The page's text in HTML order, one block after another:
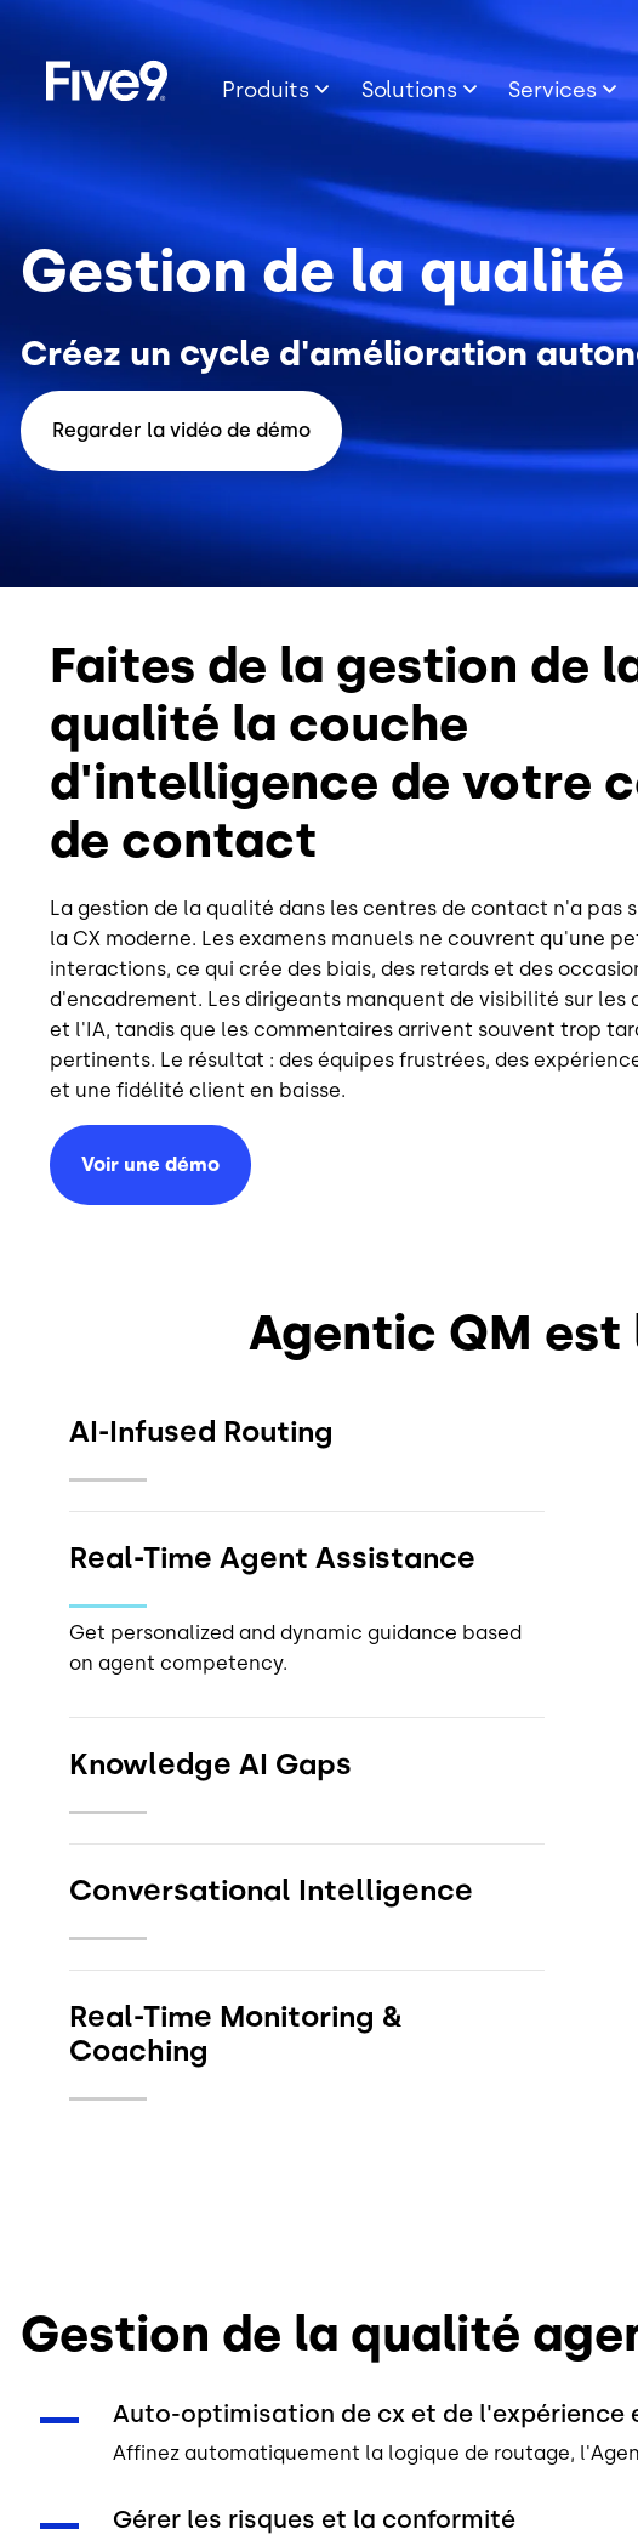
Skip to main content
Produits Solutions Services
Gestion de la
Créez un cycle d'amélioration
Regarder la vidéo de démo
Faites de la gestion de
qualité la couche
d'intelligence de votre
de contact
La gestion de la qualité dans les centres de contact n'a pas
la CX moderne. Les examens manuels ne couvrent qu'une
interactions, ce qui crée des biais, des retards et des
d'encadrement. Les dirigeants manquent de visibilité sur les
et l'IA, tandis que les commentaires arrivent souvent trop
pertinents. Le résultat : des équipes frustrées, des
et une fidélité client en baisse.
Voir une démo
Agentic QM
AI-Infused Routing
Real-Time Agent Assistance
Get personalized and dynamic guidance based
on agent competency.
Knowledge AI Gaps
Conversational Intelligence
Real-Time Monitoring &
Coaching
Gestion de la qualité
Auto-optimisation de cx et de l'expérience
Affinez automatiquement la logique de routage,
Gérer les risques et la conformité